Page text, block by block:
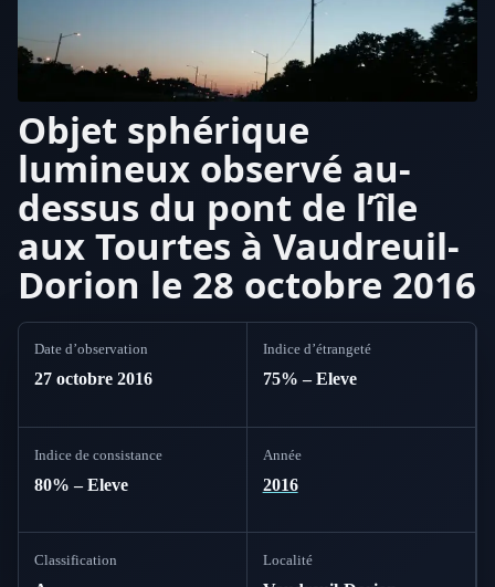
Objet sphérique
lumineux observé au-
dessus du pont de l’île
aux Tourtes à Vaudreuil-
Dorion le 28 octobre 2016
Date d’observation
27 octobre 2016
Indice d’étrangeté
75% – Eleve
Indice de consistance
80% – Eleve
Année
2016
Classification Localité